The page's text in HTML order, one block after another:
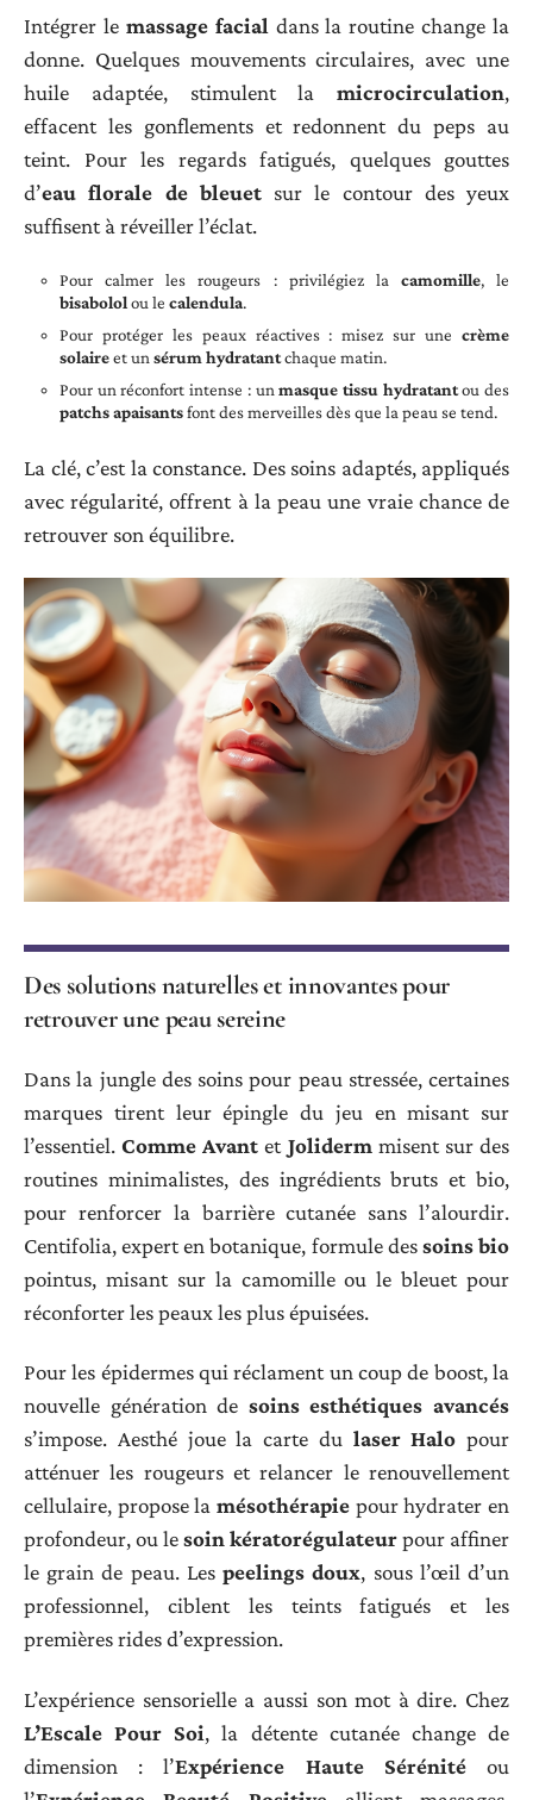
Intégrer le massage facial dans la routine change la
donne. Quelques mouvements circulaires, avec une
huile adaptée, stimulent la microcirculation,
effacent les gonflements et redonnent du peps au
teint. Pour les regards fatigués, quelques gouttes
d’eau florale de bleuetsur le contour des yeux
suffisent à réveiller l’éclat.
Pour calmer les rougeurs : privilégiez la camomille, le
bisabololou le calendula.
Pour protéger les peaux réactives : misez sur une crème
solaireet unsérum hydratantchaque matin.
Pour un réconfort intense : unmasque tissu hydratantou des
patchs apaisantsfont des merveilles dès que la peau se tend.
La clé, c’est la constance. Des soins adaptés, appliqués
avec régularité, offrent à la peau une vraie chance de
retrouver son équilibre.
Des solutions naturelles et innovantes pour
retrouver une peau sereine
Dans la jungle des soins pour peau stressée, certaines
marques tirent leur épingle du jeu en misant sur
l’essentiel.Comme Avant et Joliderm misent sur des
routines minimalistes, des ingrédients bruts et bio,
pour renforcer la barrière cutanée sans l’alourdir.
Centifolia, expert en botanique, formule dessoins bio
pointus, misant sur la camomille ou le bleuet pour
réconforter les peaux les plus épuisées.
Pour les épidermes qui réclament un coup de boost, la
nouvelle génération de soins esthétiques avancés
s’impose. Aesthé joue la carte du laser Halo pour
atténuer les rougeurs et relancer le renouvellement
cellulaire, propose la mésothérapie pour hydrater en
profondeur, ou lesoin kératorégulateurpour affiner
le grain de peau. Lespeelings doux, sous l’œil d’un
professionnel, ciblent les teints fatigués et les
premières rides d’expression.
L’expérience sensorielle a aussi son mot à dire. Chez
L’Escale Pour Soi, la détente cutanée change de
dimension : l’Expérience Haute Sérénitéou